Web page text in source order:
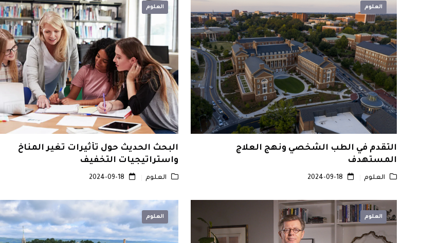
العلوم
التقدم في الطب الشخصي ونهج العلاج
المستهدف
العلوم
العلوم
البحث الحديث حول تأثيرات تغير المناخ
واستراتيجيات التخفيف
العلوم
العلوم العلوم